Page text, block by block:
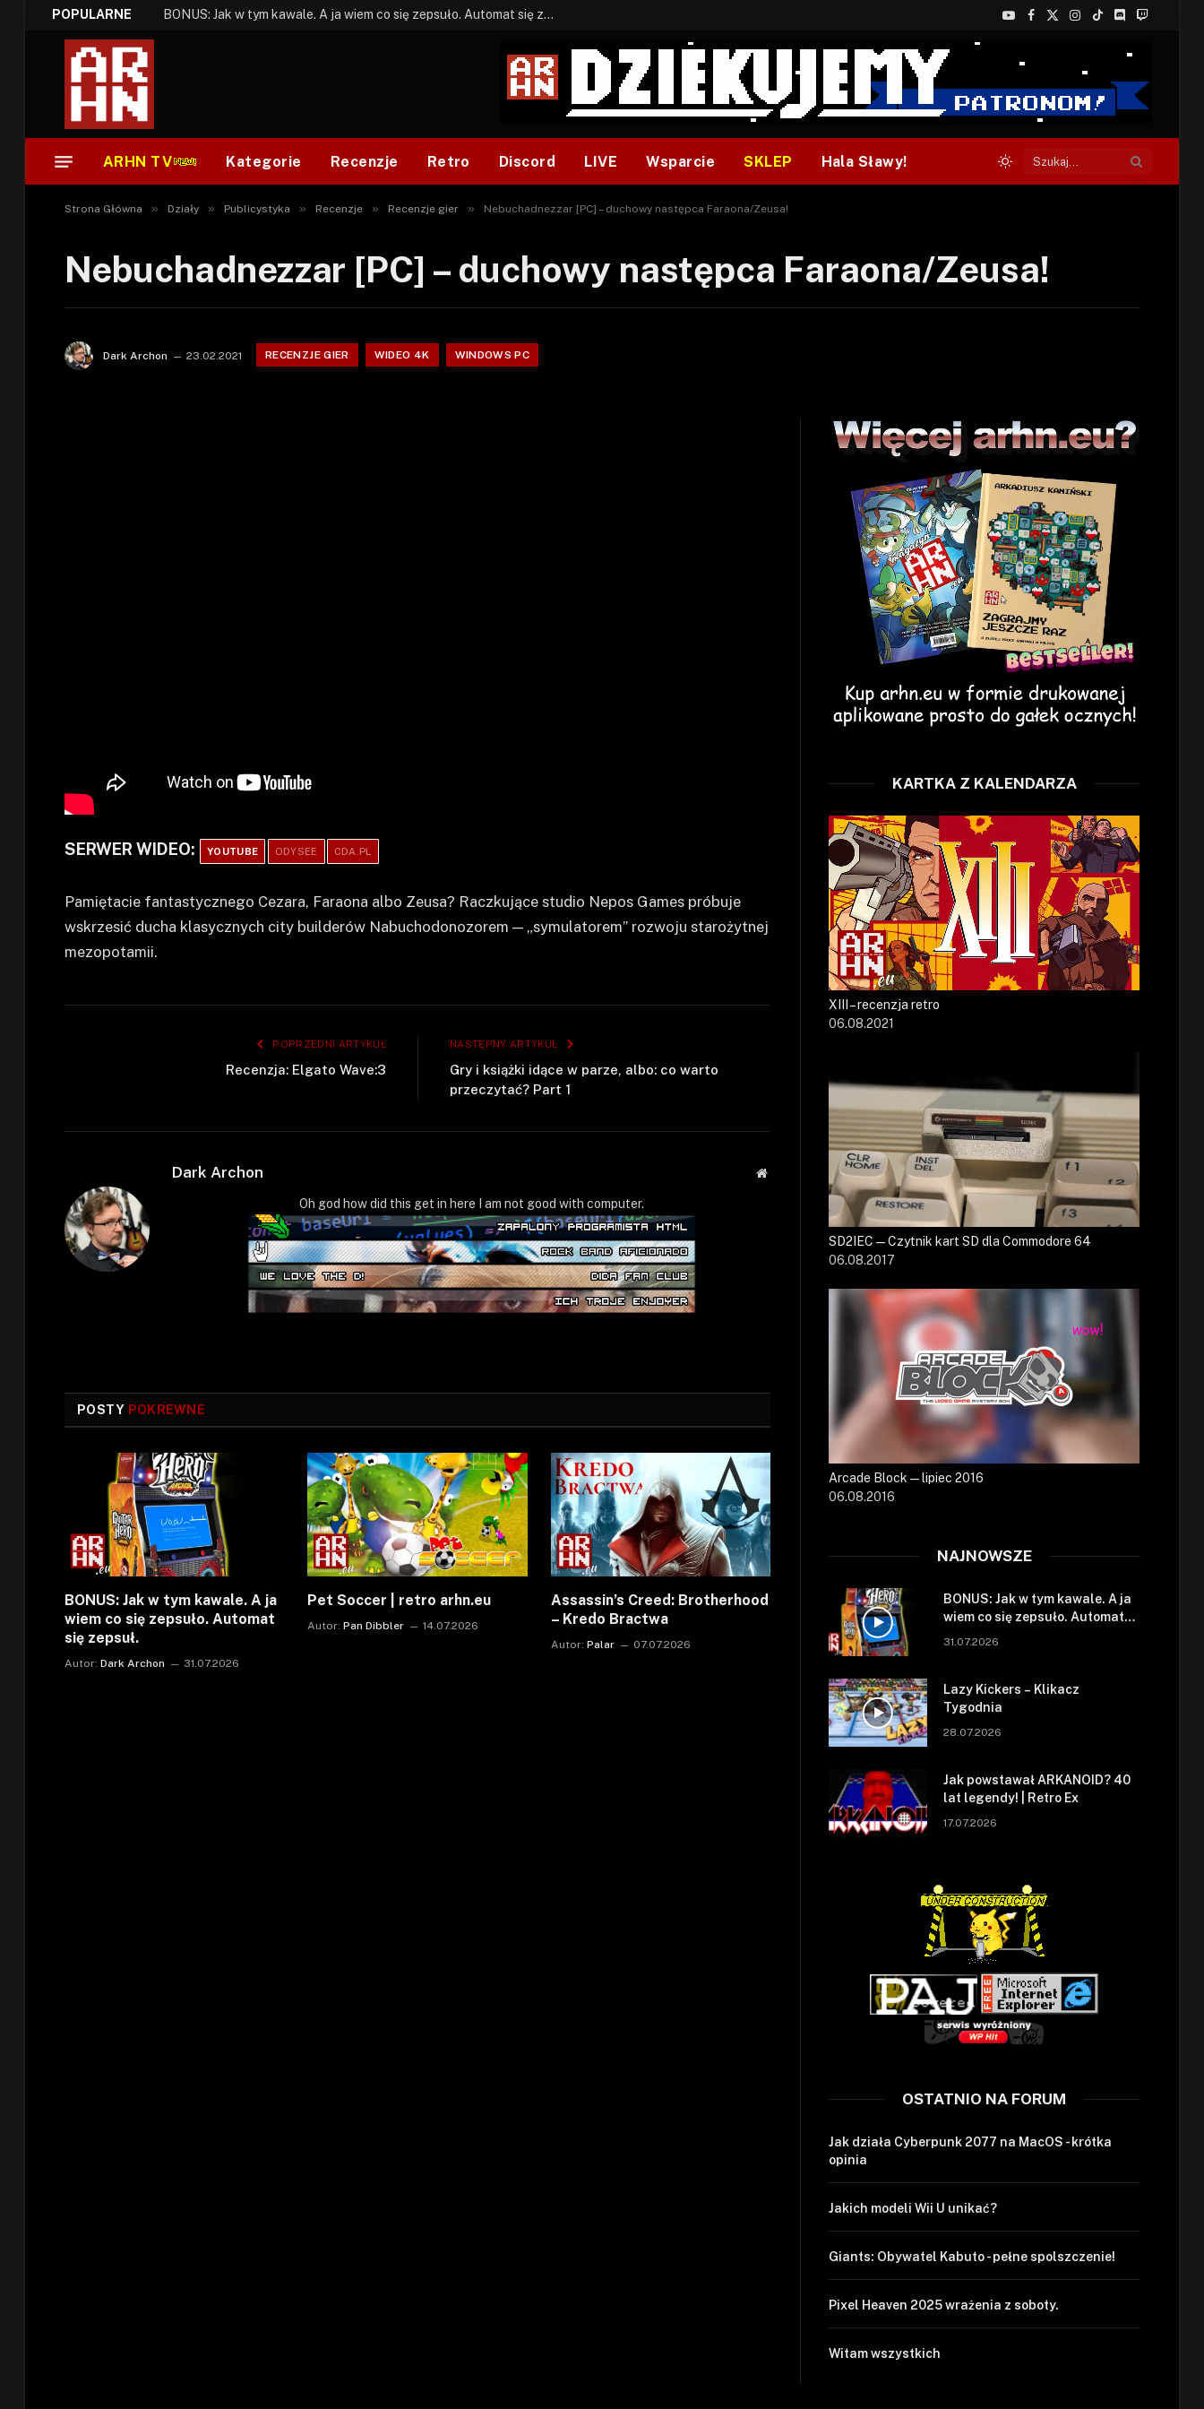
POPULARNE BONUS: Jak w tym kawale. A ja wiem co się zepsuło. Automat się zepsuł.
YouTube
Facebook
X
Instagram
TikTokDiscordTwitch
ARHN TV Kategorie Recenzje Retro Discord LIVE Wsparcie SKLEP Hala Sławy!
Strona Główna » Działy » Publicystyka » Recenzje » Recenzje gier » Nebuchadnezzar [PC] – duchowy następca Faraona/Zeusa!
Nebuchadnezzar [PC] – duchowy następca Faraona/Zeusa!
Dark Archon 23.02.2021 RECENZJE GIER WIDEO 4K WINDOWS PC
SERWER WIDEO: YOUTUBE ODYSEE CDA.PL
Pamiętacie fantastycznego Cezara, Faraona albo Zeusa? Raczkujące studio Nepos Games próbuje
wskrzesić ducha klasycznych city builderów Nabuchodonozorem — „symulatorem” rozwoju starożytnej
mezopotamii.
POPRZEDNI ARTYKUŁ
Recenzja: Elgato Wave:3
NASTĘPNY ARTYKUŁ
Gry i książki idące w parze, albo: co warto
przeczytać? Part 1
Dark Archon
Strona
Oh god how did this get in here I am not good with computer.
POSTY POKREWNE
BONUS: Jak w tym kawale. A ja
wiem co się zepsuło. Automat
się zepsuł.
Autor: Dark Archon 31.07.2026
Pet Soccer | retro arhn.eu
Autor: Pan Dibbler 14.07.2026
Assassin’s Creed: Brotherhood
– Kredo Bractwa
Autor: Palar 07.07.2026
KARTKA Z KALENDARZA
XIII – recenzja retro
06.08.2021
SD2IEC — Czytnik kart SD dla Commodore 64
06.08.2017
Arcade Block — lipiec 2016
06.08.2016
NAJNOWSZE
BONUS: Jak w tym kawale. A ja
wiem co się zepsuło. Automat
się zepsuł.
31.07.2026
Lazy Kickers – Klikacz
Tygodnia
28.07.2026
Jak powstawał ARKANOID? 40
lat legendy! | Retro Ex
17.07.2026
OSTATNIO NA FORUM
Jak działa Cyberpunk 2077 na MacOS - krótka
opinia
Jakich modeli Wii U unikać?
Giants: Obywatel Kabuto - pełne spolszczenie!
Pixel Heaven 2025 wrażenia z soboty.
Witam wszystkich